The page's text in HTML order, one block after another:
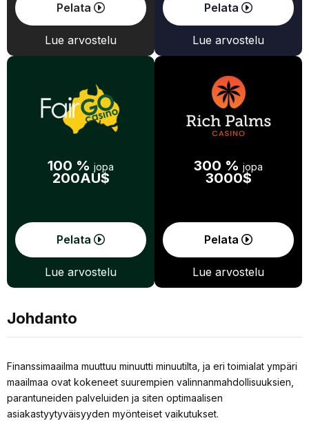
Pelata
Lue arvostelu
Pelata
Lue arvostelu
100 % jopa
200AU$
Pelata
Lue arvostelu
300 % jopa
3000$
Pelata
Lue arvostelu
Johdanto
Finanssimaailma muuttuu minuutti minuutilta, ja eri toimialat ympäri
maailmaa ovat kokeneet suurempien valinnanmahdollisuuksien,
parantuneiden palveluiden ja siten optimaalisen
asiakastyytyväisyyden myönteiset vaikutukset.